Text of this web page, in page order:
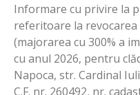
Informare cu privire la
referitoare la revocarea
(majorarea cu 300% a
cu anul 2026, pentru
Napoca, str. Cardinal
C.F. nr. 260492, nr.